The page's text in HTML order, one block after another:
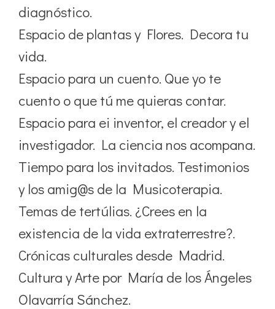
diagnóstico.
Espacio de plantas y Flores. Decora tu
vida.
Espacio para un cuento. Que yo te
cuento o que tú me quieras contar.
Espacio para ei inventor, el creador y el
investigador. La ciencia nos acompana.
Tiempo para los invitados. Testimonios
y los amig@s de la Musicoterapia.
Temas de tertúlias. ¿Crees en la
existencia de la vida extraterrestre?.
Crónicas culturales desde Madrid.
Cultura y Arte por María de los Ángeles
Olavarría Sánchez.